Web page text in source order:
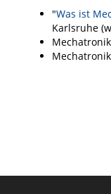
"Was ist
Karlsruhe